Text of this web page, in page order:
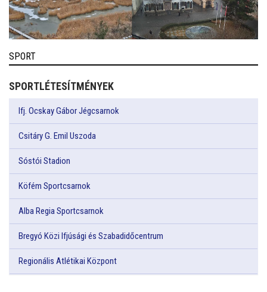
SPORT
SPORTLÉTESÍTMÉNYEK
Ifj. Ocskay Gábor Jégcsarnok
Csitáry G. Emil Uszoda
Sóstói Stadion
Köfém Sportcsarnok
Alba Regia Sportcsarnok
Bregyó Közi Ifjúsági és Szabadidőcentrum
Regionális Atlétikai Központ